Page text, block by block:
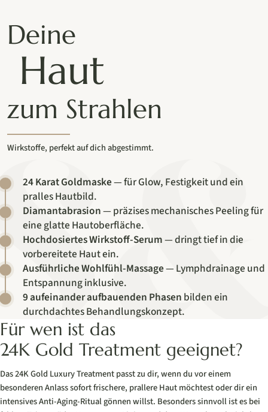
Deine
Haut
zum Strahlen
Wirkstoffe, perfekt auf dich abgestimmt.
24 Karat Goldmaske— für Glow, Festigkeit und ein
pralles Hautbild.
Diamantabrasion— präzises mechanisches Peeling für
eine glatte Hautoberfläche.
Hochdosiertes Wirkstoff-Serum— dringt tief in die
vorbereitete Haut ein.
Ausführliche Wohlfühl-Massage— Lymphdrainage und
Entspannung inklusive.
9 aufeinander aufbauenden Phasen bilden ein
durchdachtes Behandlungskonzept.
Für wen ist das
24K Gold Treatment geeignet?
Das 24K Gold Luxury Treatment passt zu dir, wenn du vor einem
besonderen Anlass sofort frischere, prallere Haut möchtest oder dir ein
intensives Anti-Aging-Ritual gönnen willst. Besonders sinnvoll ist es bei